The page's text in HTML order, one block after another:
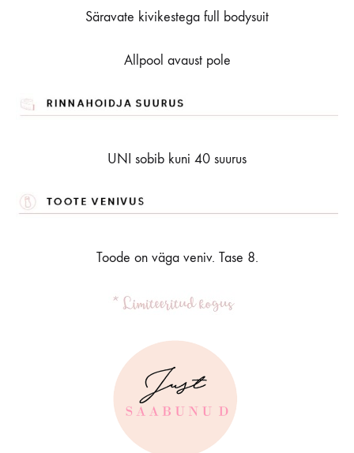
Säravate kivikestega full bodysuit
Allpool avaust pole
UNI sobib kuni 40 suurus
Toode on väga veniv. Tase 8.